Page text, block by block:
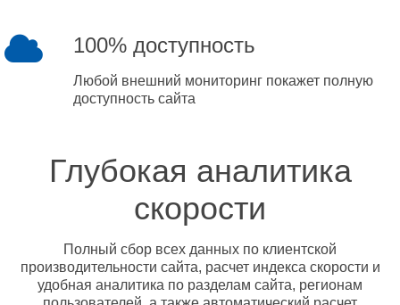
100% доступность
Любой внешний мониторинг покажет полную
доступность сайта
Глубокая аналитика
скорости
Полный сбор всех данных по клиентской
производительности сайта, расчет индекса скорости и
удобная аналитика по разделам сайта, регионам